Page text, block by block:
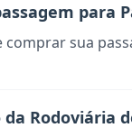
para
comprar sua
Rodoviária